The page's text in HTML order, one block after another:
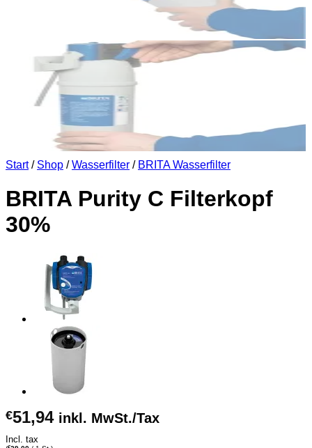
Start / Shop / Wasserfilter / BRITA Wasserfilter
BRITA Purity C Filterkopf
30%
€51,94 inkl. MwSt./Tax
Incl. tax